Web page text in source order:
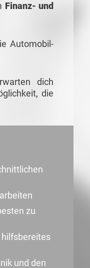
Finanz- und
Automobil-
dich
die
zu
hilfsbereites
und den